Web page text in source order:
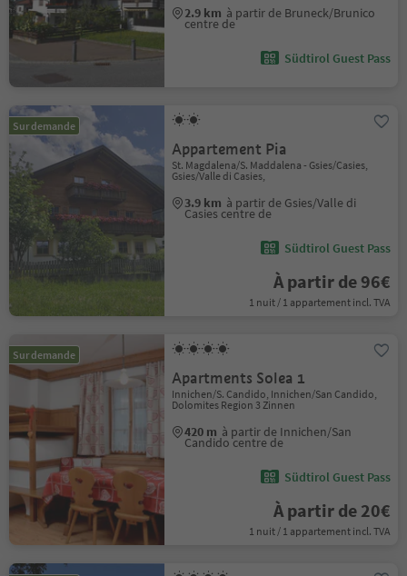
2.9 km à partir de Bruneck/Brunico
centre de
Südtirol Guest Pass
Sur demande
Appartement Pia
St. Magdalena/S. Maddalena - Gsies/Casies,
Gsies/Valle di Casies,
3.9 km à partir de Gsies/Valle di
Casies centre de
Südtirol Guest Pass
À partir de 96€
1 nuit / 1 appartement incl. TVA
Sur demande
Apartments Solea 1
Innichen/S. Candido, Innichen/San Candido,
Dolomites Region 3 Zinnen
420 m à partir de Innichen/San
Candido centre de
Südtirol Guest Pass
À partir de 20€
1 nuit / 1 appartement incl. TVA